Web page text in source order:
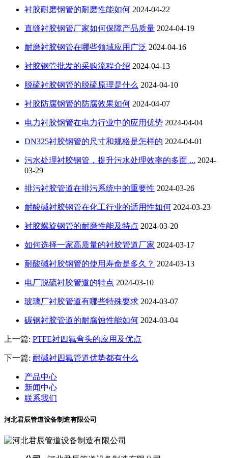
衬胶耐磨钢管的耐磨性能如何 2024-04-22
直缝衬胶钢管厂家如何保障产品质量 2024-04-19
耐磨衬胶钢管在哪些领域应用广泛 2024-04-16
衬胶钢管批发的采购流程介绍 2024-04-13
脱硫衬胶钢管的脱硫原理是什么 2024-04-10
衬胶防腐钢管的防腐效果如何 2024-04-07
电力衬胶钢管在电力行业中的应用优势 2024-04-04
DN325衬胶钢管的尺寸和规格是怎样的 2024-04-01
污水处理衬胶钢管，提升污水处理效率的多面 ... 2024-
03-29
排污衬胶管道在排污系统中的重要性 2024-03-26
耐酸碱衬胶钢管在化工行业的适用性如何 2024-03-23
衬胶螺旋钢管的耐磨性能及特点 2024-03-20
如何选择一家高质量的衬胶管道厂家 2024-03-17
耐酸碱衬胶钢管的使用寿命是多久？ 2024-03-13
电厂脱硫衬胶管道的特点 2024-03-10
玻璃厂衬胶管道有哪些特殊要求 2024-03-07
碳钢衬胶管道的耐腐蚀性能如何 2024-03-04
上一篇: PTFE衬四氟弯头的应用及优点
下一篇: 耐碱衬四氟管道优势都有什么
产品中心
新闻中心
联系我们
河北君辰管道设备制造有限公司